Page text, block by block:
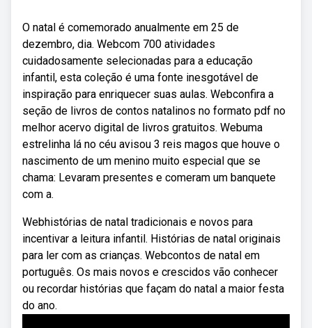
O natal é comemorado anualmente em 25 de
dezembro, dia. Webcom 700 atividades
cuidadosamente selecionadas para a educação
infantil, esta coleção é uma fonte inesgotável de
inspiração para enriquecer suas aulas. Webconfira a
seção de livros de contos natalinos no formato pdf no
melhor acervo digital de livros gratuitos. Webuma
estrelinha lá no céu avisou 3 reis magos que houve o
nascimento de um menino muito especial que se
chama: Levaram presentes e comeram um banquete
com a.
Webhistórias de natal tradicionais e novos para
incentivar a leitura infantil. Histórias de natal originais
para ler com as crianças. Webcontos de natal em
português. Os mais novos e crescidos vão conhecer
ou recordar histórias que façam do natal a maior festa
do ano.